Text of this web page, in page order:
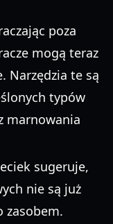
poza
mogą teraz
Narzędzia te są
typów
marnowania
sugeruje,
nie są już
zasobem.